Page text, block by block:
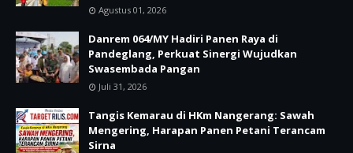
Agustus 01, 2026
Danrem 064/MY Hadiri Panen Raya di
Pandeglang, Perkuat Sinergi Wujudkan
Swasembada Pangan
Juli 31, 2026
Tangis Kemarau di HKm Nangerang: Sawah
Mengering, Harapan Panen Petani Terancam
Sirna